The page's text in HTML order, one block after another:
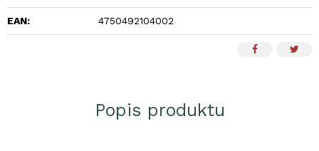
EAN: 4750492104002
Popis produktu